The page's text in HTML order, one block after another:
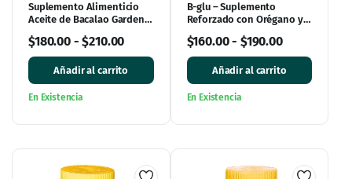
Suplemento Alimenticio
Aceite de Bacalao Garden
500mg
$180.00-$210.00
Añadir al carrito
En Existencia
B-glu – Suplemento
Reforzado con Orégano y
Cápsulas
$160.00- $190.00
Añadir al carrito
En Existencia